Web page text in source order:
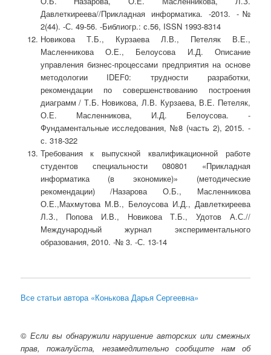
Давлеткиреева//Прикладная информатика. -2013. -№
2(44). -С. 49-56. -Библиогр.: с.56, ISSN 1993-8314
Новикова Т.Б., Курзаева Л.В., Петеляк В.Е.,
Масленникова О.Е., Белоусова И.Д. Описание
управления бизнес-процессами предприятия на основе
методологии IDEF0: трудности разработки,
рекомендации по совершенствованию построения
диаграмм / Т.Б. Новикова, Л.В. Курзаева, В.Е. Петеляк,
О.Е. Масленникова, И.Д. Белоусова. -
Фундаментальные исследования, №8 (часть 2), 2015. -
с. 318-322
Требования к выпускной квалификационной работе
студентов специальности 080801 «Прикладная
информатика (в экономике)» (методические
рекомендации) /Назарова О.Б., Масленникова
О.Е.,Махмутова М.В., Белоусова И.Д., Давлеткиреева
Л.З., Попова И.В., Новикова Т.Б., Удотов А.С.//
Международный журнал экспериментального
образования, 2010. -№ 3. -С. 13-14
Все статьи автора «Конькова Дарья Сергеевна»
© Если вы обнаружили нарушение авторских или смежных
прав, пожалуйста, незамедлительно сообщите нам об